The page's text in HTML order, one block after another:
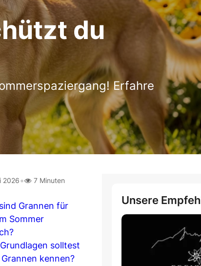
du
Erfahre
2026• 7 Minuten
Grannen für
Sommer
solltest
kennen?
Unsere